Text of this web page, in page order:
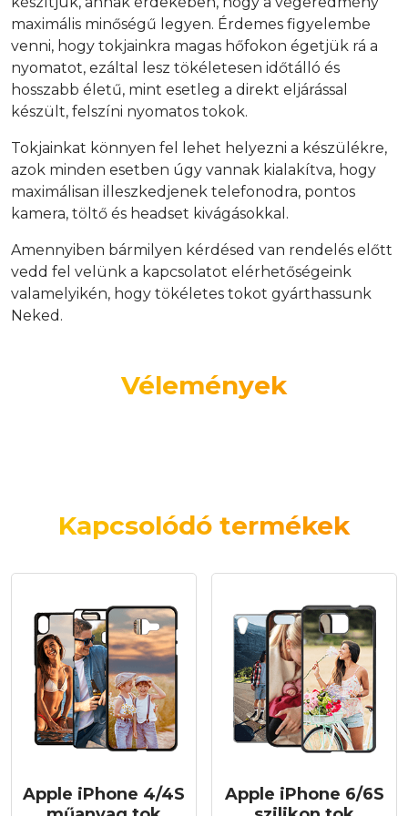
maximális minőségű legyen. Érdemes figyelembe
venni, hogy tokjainkra magas hőfokon égetjük rá a
nyomatot, ezáltal lesz tökéletesen időtálló és
hosszabb életű, mint esetleg a direkt eljárással
készült, felszíni nyomatos tokok.
Tokjainkat könnyen fel lehet helyezni a készülékre,
azok minden esetben úgy vannak kialakítva, hogy
maximálisan illeszkedjenek telefonodra, pontos
kamera, töltő és headset kivágásokkal.
Amennyiben bármilyen kérdésed van rendelés előtt
vedd fel velünk a kapcsolatot elérhetőségeink
valamelyikén, hogy tökéletes tokot gyárthassunk
Neked.
Vélemények
Kapcsolódó termékek
Apple iPhone 4/4S
Apple iPhone 6/6S